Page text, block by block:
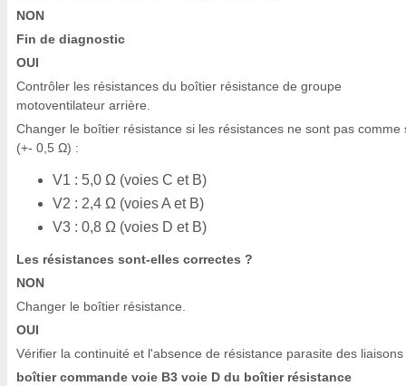
NON
Fin de diagnostic
OUI
Contrôler les résistances du boîtier résistance de groupe
motoventilateur arrière.
Changer le boîtier résistance si les résistances ne sont pas comme
(+- 0,5 Ω) :
V1 : 5,0 Ω (voies C et B)
V2 : 2,4 Ω (voies A et B)
V3 : 0,8 Ω (voies D et B)
Les résistances sont-elles correctes ?
NON
Changer le boîtier résistance.
OUI
Vérifier la continuité et l'absence de résistance parasite des liaisons
boîtier commande voie B3 voie D du boîtier résistance